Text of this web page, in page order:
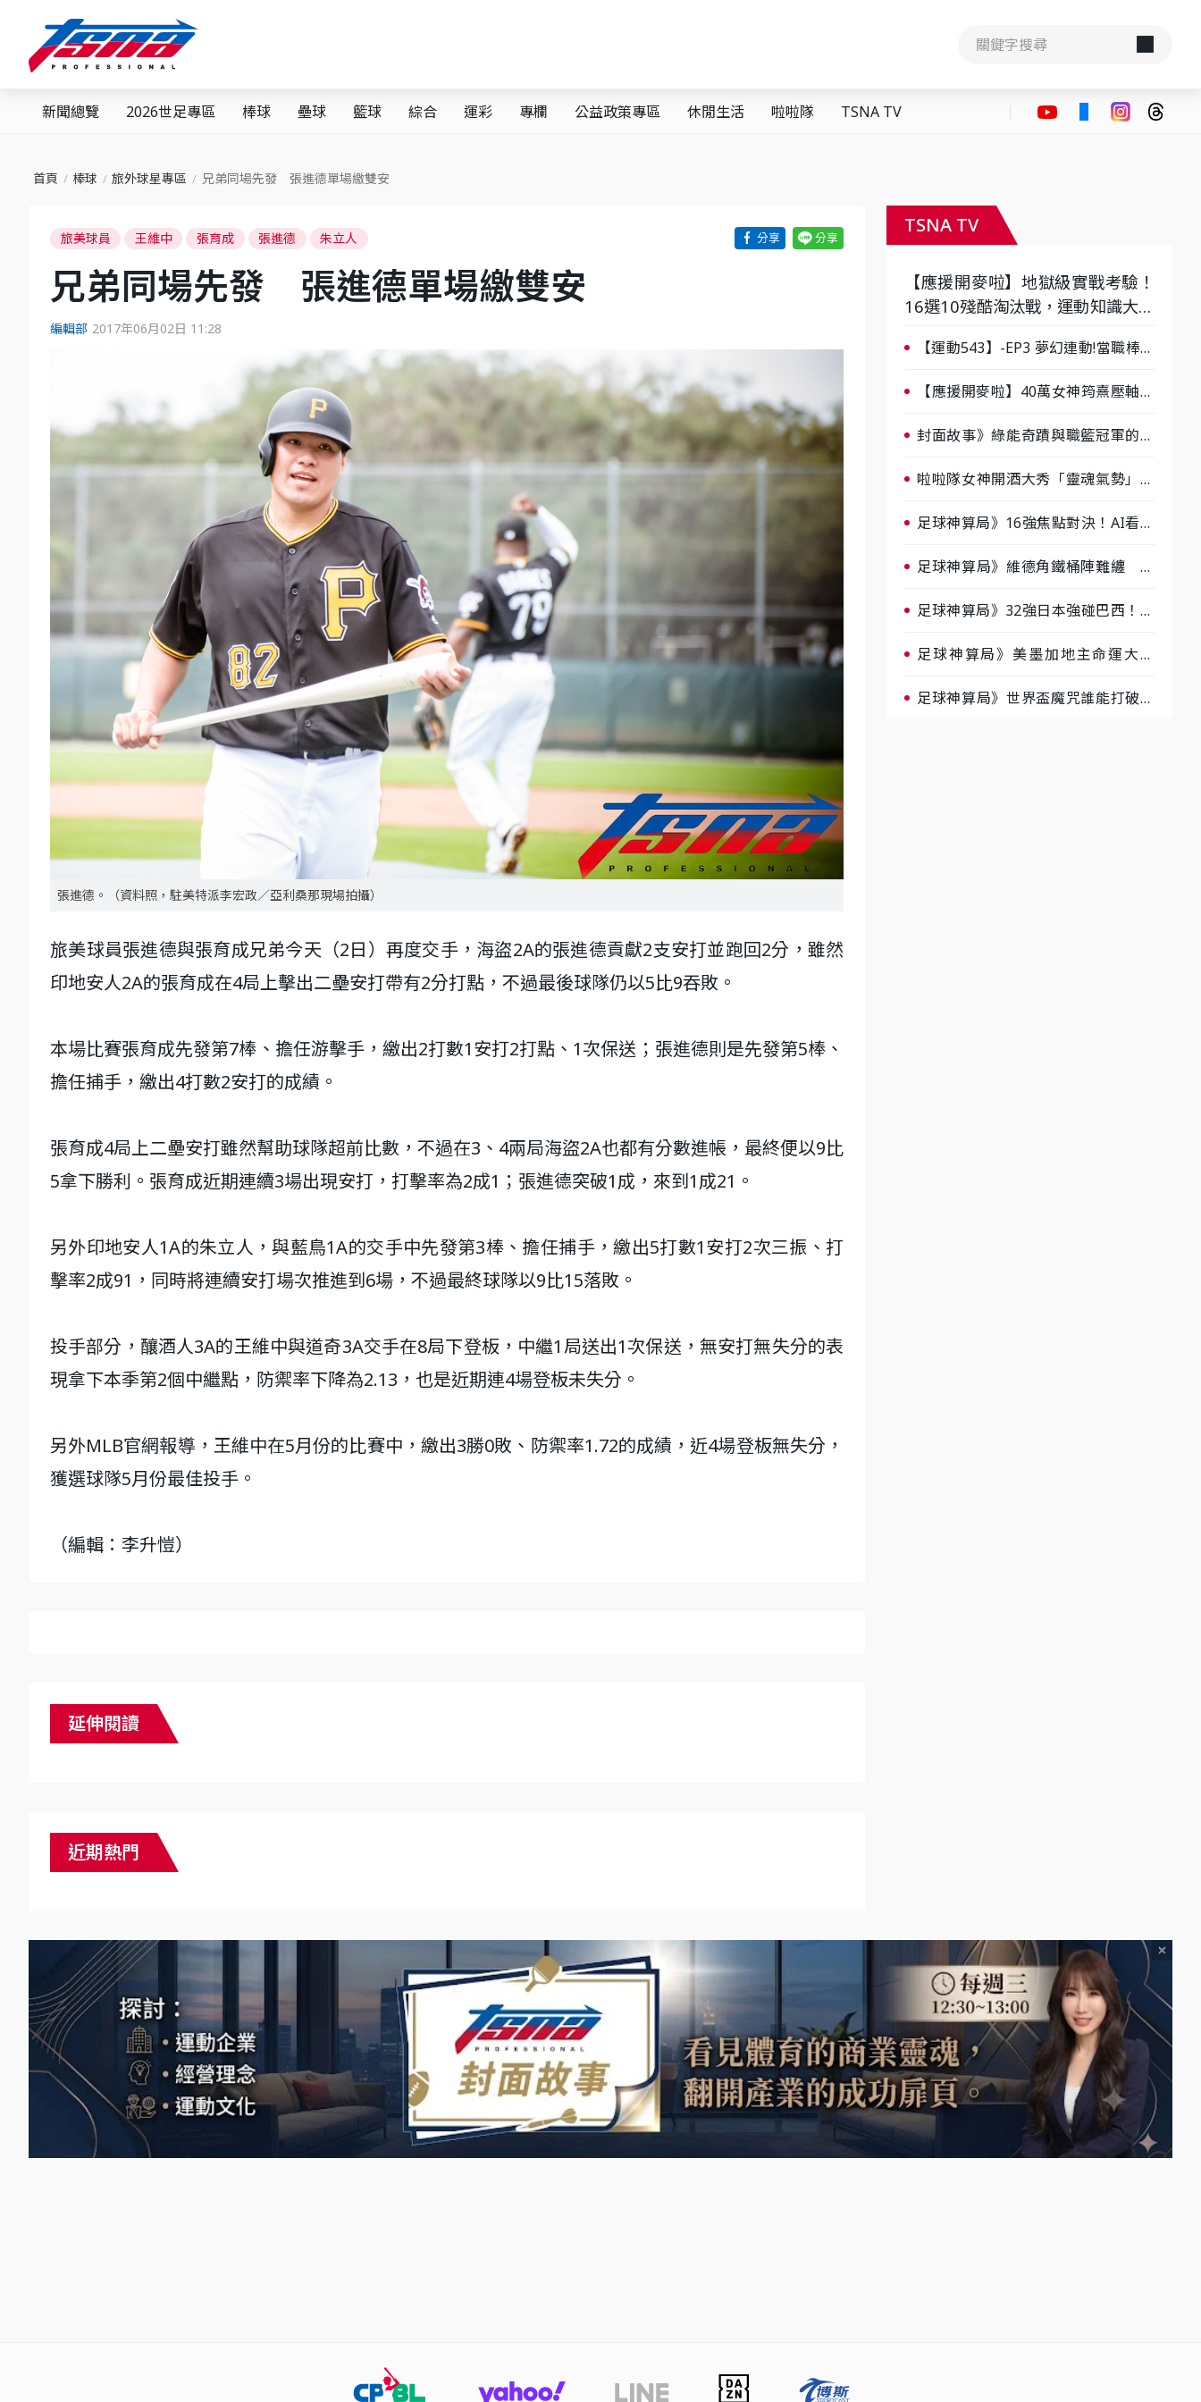
新聞總覽 2026世足專區 棒球 壘球 籃球 綜合 運彩 專欄 公益政策專區 休閒生活 啦啦隊 TSNA TV
首頁 棒球 旅外球星專區 ​兄弟同場先發 張進德單場繳雙安
旅美球員 王維中 張育成 張進德 朱立人
​兄弟同場先發 張進德單場繳雙安
編輯部 2017年06月02日 11:28
張進德。（資料照，駐美特派李宏政／亞利桑那現場拍攝）
旅美球員張進德與張育成兄弟今天（2日）再度交手，海盜2A的張進德貢獻2支安打並跑回2分，雖然
印地安人2A的張育成在4局上擊出二壘安打帶有2分打點，不過最後球隊仍以5比9吞敗。
本場比賽張育成先發第7棒、擔任游擊手，繳出2打數1安打2打點、1次保送；張進德則是先發第5棒、
擔任捕手，繳出4打數2安打的成績。
張育成4局上二壘安打雖然幫助球隊超前比數，不過在3、4兩局海盜2A也都有分數進帳，最終便以9比
5拿下勝利。張育成近期連續3場出現安打，打擊率為2成1；張進德突破1成，來到1成21。
另外印地安人1A的朱立人，與藍鳥1A的交手中先發第3棒、擔任捕手，繳出5打數1安打2次三振、打
擊率2成91，同時將連續安打場次推進到6場，不過最終球隊以9比15落敗。
投手部分，釀酒人3A的王維中與道奇3A交手在8局下登板，中繼1局送出1次保送，無安打無失分的表
現拿下本季第2個中繼點，防禦率下降為2.13，也是近期連4場登板未失分。
另外MLB官網報導，王維中在5月份的比賽中，繳出3勝0敗、防禦率1.72的成績，近4場登板無失分，
獲選球隊5月份最佳投手。
（編輯：李升愷）
延伸閱讀
近期熱門
TSNA TV
【應援開麥啦】地獄級實戰考驗！
16選10殘酷淘汰戰，運動知識大會
【運動543】-EP3 夢幻連動!當職棒傳
【應援開麥啦】40萬女神筠熹壓軸！
比一個會-ep2
封面故事》綠能奇蹟與職籃冠軍的背
事》大談「心酸創業學」
啦啦隊女神開酒大秀「靈魂氣勢」！
大過招
足球神算局》16強焦點對決！AI看好
足球神算局》維德角鐵桶陣難纏 阿
足球神算局》32強日本強碰巴西！AI
爆冷
足球神算局》美墨加地主命運大解
足球神算局》世界盃魔咒誰能打破？